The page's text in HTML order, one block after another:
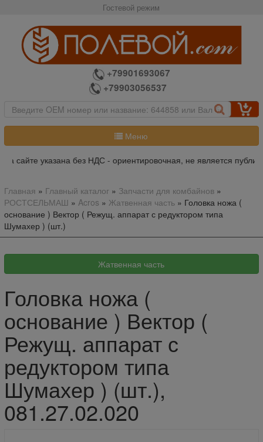
Гостевой режим
+79901693067
+79903056537
Меню
сайте указана без НДС - ориентировочная, не является
Главная » Главный каталог» Запчасти для комбайнов»
РОСТСЕЛЬМАШ » Acros » Жатвенная часть» Головка ножа (
основание ) Вектор ( Режущ. аппарат с редуктором типа
Шумахер ) (шт.)
Головка ножа (
основание ) Вектор (
Режущ. аппарат с
редуктором типа
Шумахер ) (шт.),
081.27.02.020